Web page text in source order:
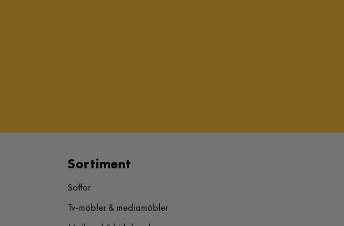
Sortiment
Soffor
Tv-möbler & mediamöbler